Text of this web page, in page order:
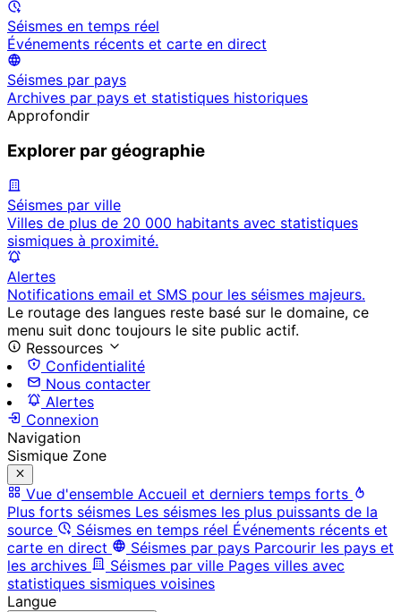
Séismes en temps réel
Événements récents et carte en direct
Séismes par pays
Archives par pays et statistiques historiques
Approfondir
Explorer par géographie
Séismes par ville
Villes de plus de 20 000 habitants avec statistiques
sismiques à proximité.
Alertes
Notifications email et SMS pour les séismes majeurs.
Le routage des langues reste basé sur le domaine, ce
menu suit donc toujours le site public actif.
Ressources
Confidentialité
Nous contacter
Alertes
Connexion
Navigation
Sismique Zone
Vue d'ensemble Accueil et derniers temps forts
Plus forts séismes Les séismes les plus puissants de la
source
Séismes en temps réel Événements récents et
carte en direct
Séismes par pays Parcourir les pays et
les archives
Séismes par ville Pages villes avec
statistiques sismiques voisines
Langue